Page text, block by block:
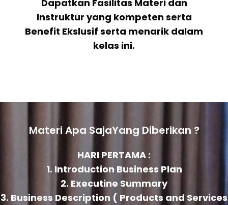
Dapatkan Fasilitas Materi dan
Instruktur yang kompeten serta
Benefit Ekslusif serta menarik dalam
kelas ini.
Materi Apa SajaYang Diberikan ?
HARI PERTAMA :
1. Introduction Business Plan
2. Executine Summary
3. Business Description ( Products and Services